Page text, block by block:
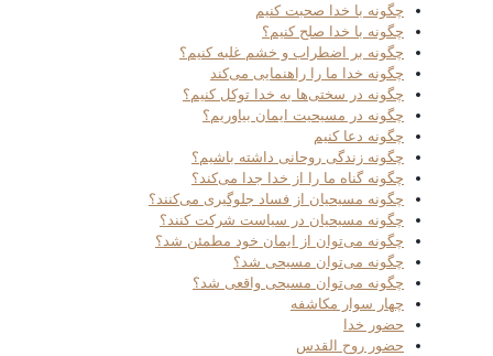
چگونه با خدا صحبت کنیم
چگونه با خدا صلح کنیم؟
چگونه بر اضطراب و خشم غلبه کنیم؟
چگونه خدا ما را راهنمایی می‌کند
چگونه در سختی‌ها به خدا توکل کنیم؟
چگونه در مسیحیت ایمان بیاوریم؟
چگونه دعا کنیم
چگونه زندگی روحانی داشته باشیم؟
چگونه گناه ما را از خدا جدا می‌کند؟
چگونه مسیحیان از فساد جلوگیری می‌کنند؟
چگونه مسیحیان در سیاست شرکت کنند؟
چگونه می‌توان از ایمان خود مطمئن شد؟
چگونه می‌توان مسیحی شد؟
چگونه می‌توان مسیحی واقعی شد؟
چهار سوار مکاشفه
حضور خدا
حضور روح القدس